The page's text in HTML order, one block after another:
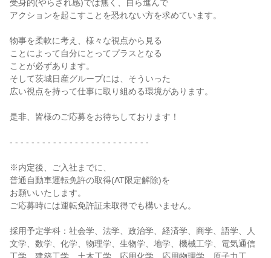
受身的(やらされ感)では無く、自ら進んで
アクションを起こすことを恐れない方を求めています。
物事を柔軟に考え、様々な視点から見る
ことによって自分にとってプラスとなる
ことが必ずあります。
そして茨城日産グループには、そういった
広い視点を持って仕事に取り組める環境があります。
是非、皆様のご応募をお待ちしております！
- - - - - - - - - - - - - - - - - - - - - - - - - -
※内定後、ご入社までに、
普通自動車運転免許の取得(AT限定解除)を
お願いいたします。
ご応募時には運転免許証未取得でも構いません。
採用予定学科：社会学、法学、政治学、経済学、商学、語学、人
文学、数学、化学、物理学、生物学、地学、機械工学、電気通信